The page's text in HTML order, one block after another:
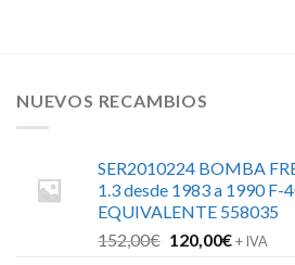
NUEVOS RECAMBIOS
SER2010224 BOMBA
1.3 desde 1983 a 1990
EQUIVALENTE 558035
152,00€ El
120,00€El+ IVA